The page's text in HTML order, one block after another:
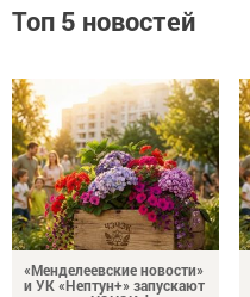
Топ 5 новостей
«Менделеевские новости»
и УК «Нептун+» запускают